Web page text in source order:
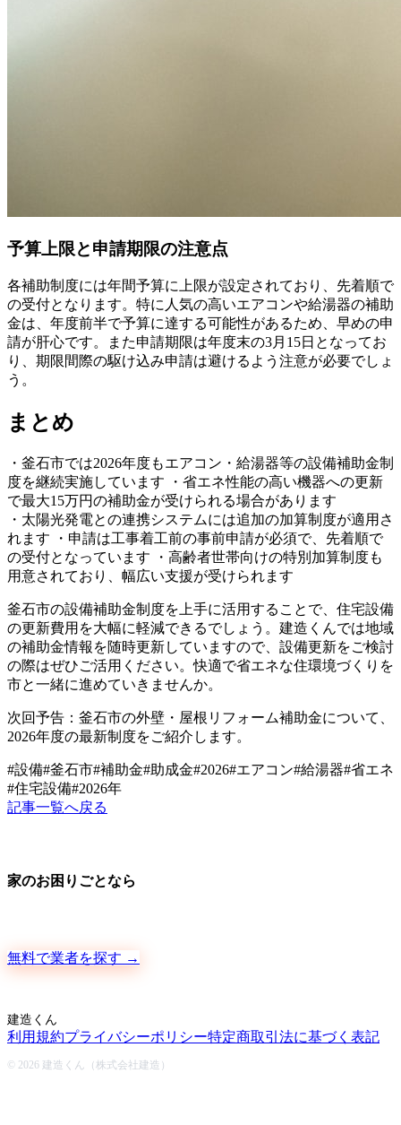
予算上限と申請期限の注意点
各補助制度には年間予算に上限が設定されており、先着順で
の受付となります。特に人気の高いエアコンや給湯器の補助
金は、年度前半で予算に達する可能性があるため、早めの申
請が肝心です。また申請期限は年度末の3月15日となってお
り、期限間際の駆け込み申請は避けるよう注意が必要でしょ
う。
まとめ
・釜石市では2026年度もエアコン・給湯器等の設備補助金制
度を継続実施しています ・省エネ性能の高い機器への更新
で最大15万円の補助金が受けられる場合があります
・太陽光発電との連携システムには追加の加算制度が適用さ
れます ・申請は工事着工前の事前申請が必須で、先着順で
の受付となっています ・高齢者世帯向けの特別加算制度も
用意されており、幅広い支援が受けられます
釜石市の設備補助金制度を上手に活用することで、住宅設備
の更新費用を大幅に軽減できるでしょう。建造くんでは地域
の補助金情報を随時更新していますので、設備更新をご検討
の際はぜひご活用ください。快適で省エネな住環境づくりを
市と一緒に進めていきませんか。
次回予告：釜石市の外壁・屋根リフォーム補助金について、
2026年度の最新制度をご紹介します。
#設備#釜石市#補助金#助成金#2026#エアコン#給湯器#省エネ
#住宅設備#2026年
記事一覧へ戻る
家のお困りごとなら
無料で業者を探す →
建造くん
利用規約プライバシーポリシー特定商取引法に基づく表記
© 2026 建造くん（株式会社建造）